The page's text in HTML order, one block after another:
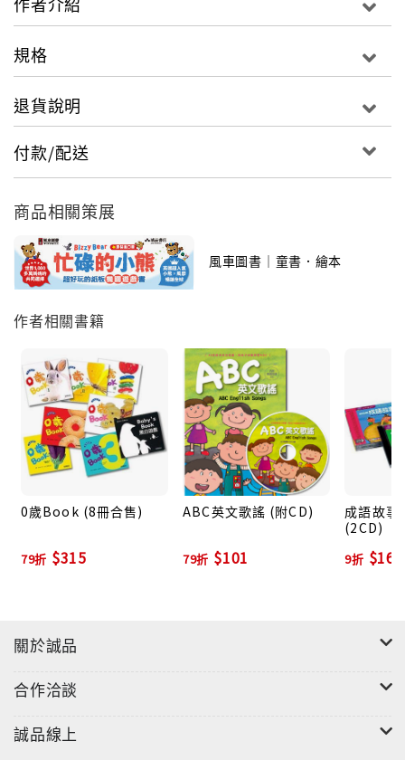
取材自幼兒最熟悉的物件，讓孩子從生活中出發，將學
奇心。
3. 鮮豔的色彩，能幫助正在成長的寶寶視覺：
鮮明的顏色不僅能吸引孩子的目光，更能配合趣味的內
容激發寶寶的感知，充滿多姿多彩的圖案能有效刺激寶
4.可揉、搖、捏、壓、翻，富變化的設計讓寶寶小手更
可揉、搖、捏、壓，多元的設計讓寶寶實際學習操作，
布骰是能陪伴孩子成長的可愛玩具。
5.可讓親子一同遊戲的趣味書，拉近跟小寶貝的距離：
根據寶寶認知能力設計的布骰，沒有一成不變的遊戲與
閱讀方式，讓寶寶能找到專屬自己最佳學習與遊玩的可
能，而親子在一同玩樂過程中也能使彼此更加緊密。
6.通過歐盟、ST安全檢驗，使用好安心。
通過歐盟、ST安全檢驗的優良布書，讓寶寶可以安全、
健康的遊戲學習。
規格
退貨說明
付款/配送
商品相關策展
風車圖書｜童書．繪本
作者相關書籍
0歲Book (8冊合售)
79折 $315
ABC英文歌謠 (附CD)
79折 $101
成語故事
(2CD)
9折 $162
關於誠品
合作洽談
誠品線上